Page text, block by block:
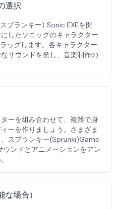
選択
プランキー) Sonic EXEを開
したソニックのキャラクター
ッグします。各キャラクター
サウンドを発し、音楽制作の
ーを組み合わせて、複雑で身
ーを作りましょう。さまざま
スプランキー(Sprunki)Game
ウンドとアニメーションをアン
場合）